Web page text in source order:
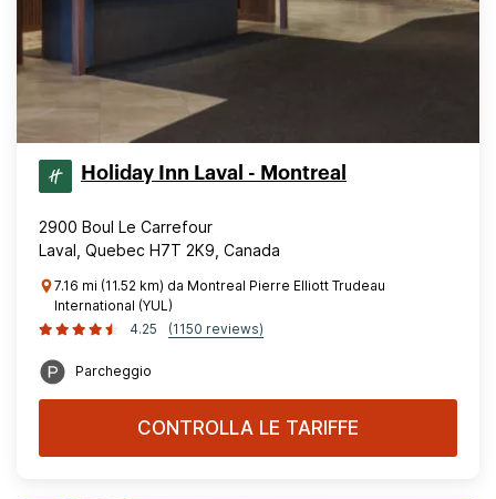
Holiday Inn Laval - Montreal
2900 Boul Le Carrefour
Laval, Quebec H7T 2K9, Canada
7.16 mi (11.52 km) da Montreal Pierre Elliott Trudeau
International (YUL)
4.25
(1150 reviews)
Parcheggio
CONTROLLA LE TARIFFE